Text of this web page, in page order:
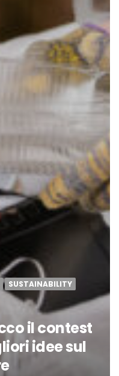
SUSTAINABILITY
il contest
idee sul